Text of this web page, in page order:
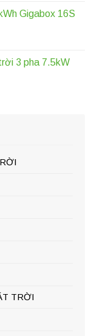
Gigabox 16S
3 pha 7.5kW
TRỜI